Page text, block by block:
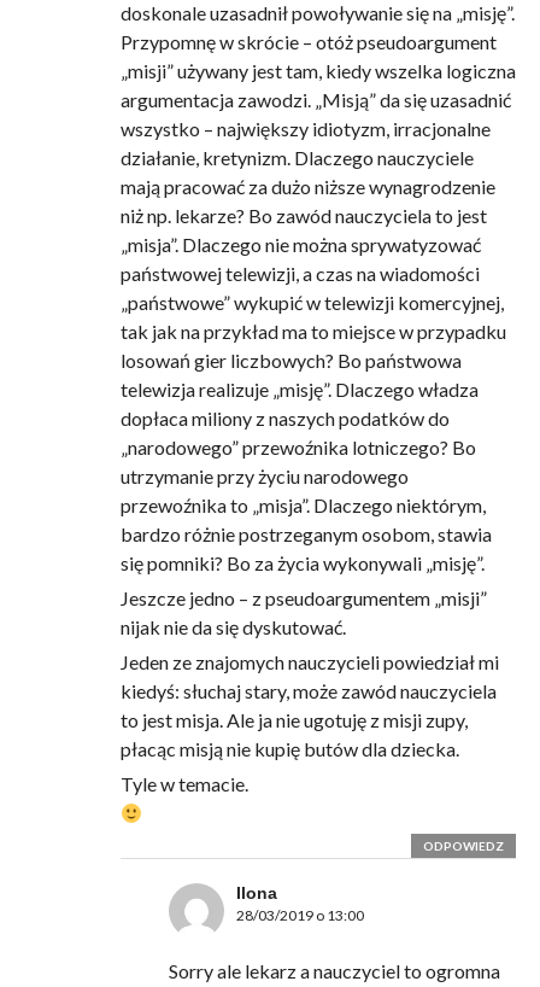
doskonale uzasadnił powoływanie się na „misję”.
Przypomnę w skrócie – otóż pseudoargument
„misji” używany jest tam, kiedy wszelka logiczna
argumentacja zawodzi. „Misją” da się uzasadnić
wszystko – największy idiotyzm, irracjonalne
działanie, kretynizm. Dlaczego nauczyciele
mają pracować za dużo niższe wynagrodzenie
niż np. lekarze? Bo zawód nauczyciela to jest
„misja”. Dlaczego nie można sprywatyzować
państwowej telewizji, a czas na wiadomości
„państwowe” wykupić w telewizji komercyjnej,
tak jak na przykład ma to miejsce w przypadku
losowań gier liczbowych? Bo państwowa
telewizja realizuje „misję”. Dlaczego władza
dopłaca miliony z naszych podatków do
„narodowego” przewoźnika lotniczego? Bo
utrzymanie przy życiu narodowego
przewoźnika to „misja”. Dlaczego niektórym,
bardzo różnie postrzeganym osobom, stawia
się pomniki? Bo za życia wykonywali „misję”.
Jeszcze jedno – z pseudoargumentem „misji”
nijak nie da się dyskutować.
Jeden ze znajomych nauczycieli powiedział mi
kiedyś: słuchaj stary, może zawód nauczyciela
to jest misja. Ale ja nie ugotuję z misji zupy,
płacąc misją nie kupię butów dla dziecka.
Tyle w temacie.
ODPOWIEDZ
Ilona
28/03/2019 o 13:00
Sorry ale lekarz a nauczyciel to ogromna